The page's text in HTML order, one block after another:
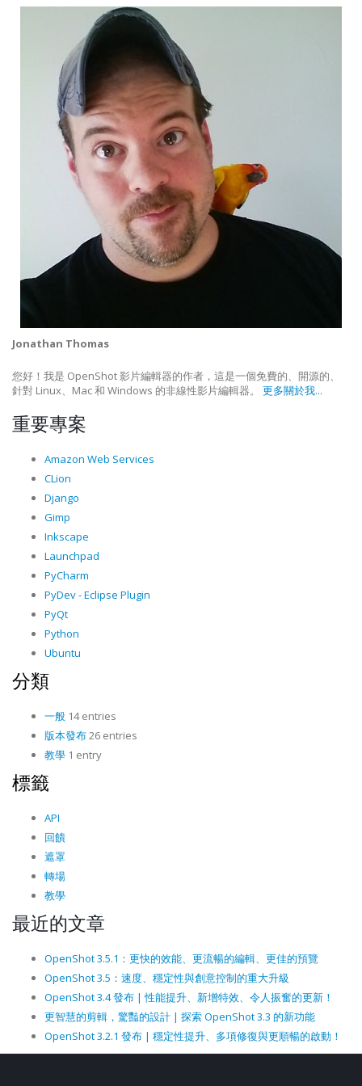
Jonathan Thomas
您好！我是 OpenShot 影片編輯器的作者，這是一個免費的、開源的、
針對 Linux、Mac 和 Windows 的非線性影片編輯器。 更多關於我...
重要專案
Amazon Web Services
CLion
Django
Gimp
Inkscape
Launchpad
PyCharm
PyDev - Eclipse Plugin
PyQt
Python
Ubuntu
分類
一般 14 entries
版本發布26 entries
教學 1 entry
標籤
API
回饋
遮罩
轉場
教學
最近的文章
OpenShot 3.5.1：更快的效能、更流暢的編輯、更佳的預覽
OpenShot 3.5：速度、穩定性與創意控制的重大升級
OpenShot 3.4 發布 | 性能提升、新增特效、令人振奮的更新！
更智慧的剪輯，驚豔的設計 | 探索 OpenShot 3.3 的新功能
OpenShot 3.2.1 發布 | 穩定性提升、多項修復與更順暢的啟動！